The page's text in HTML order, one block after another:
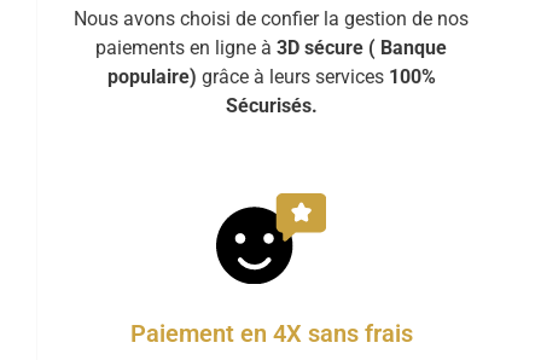
Nous avons choisi de confier la gestion de nos
paiements en ligne à 3D sécure ( Banque
populaire) grâce à leurs services 100%
Sécurisés.
Paiement en 4X sans frais